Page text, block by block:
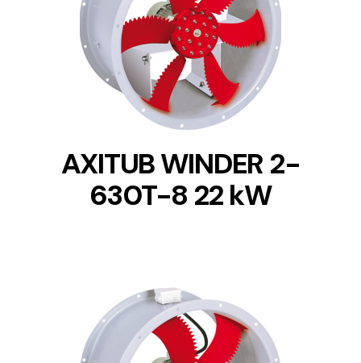
DETAILS
AXITUB WINDER 2-
630T-8 22 kW